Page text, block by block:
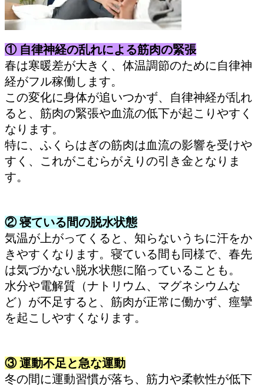
① 自律神経の乱れによる筋肉の緊張
春は寒暖差が大きく、体温調節のために自律神
経がフル稼働します。
この変化に身体が追いつかず、自律神経が乱れ
ると、筋肉の緊張や血流の低下が起こりやすく
なります。
特に、ふくらはぎの筋肉は血流の影響を受けや
すく、これがこむらがえりの引き金となりま
す。
② 寝ている間の脱水状態
気温が上がってくると、知らないうちに汗をか
きやすくなります。寝ている間も同様で、春先
は気づかない脱水状態に陥っていることも。
水分や電解質（ナトリウム、マグネシウムな
ど）が不足すると、筋肉が正常に働かず、痙攣
を起こしやすくなります。
③ 運動不足と急な運動
冬の間に運動習慣が落ち、筋力や柔軟性が低下